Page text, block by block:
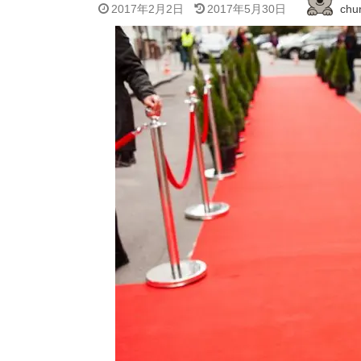
2017年2月2日 2017年5月30日